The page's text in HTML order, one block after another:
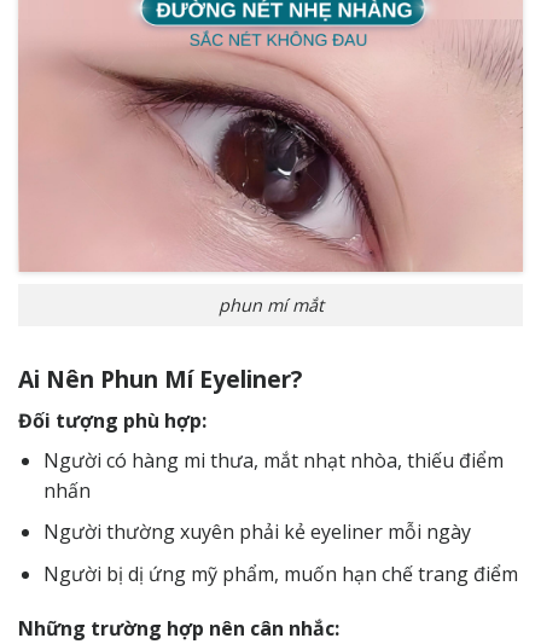
phun mí mắt
Ai Nên Phun Mí Eyeliner?
Đối tượng phù hợp:
Người có hàng mi thưa, mắt nhạt nhòa, thiếu điểm
nhấn
Người thường xuyên phải kẻ eyeliner mỗi ngày
Người bị dị ứng mỹ phẩm, muốn hạn chế trang điểm
Những trường hợp nên cân nhắc: